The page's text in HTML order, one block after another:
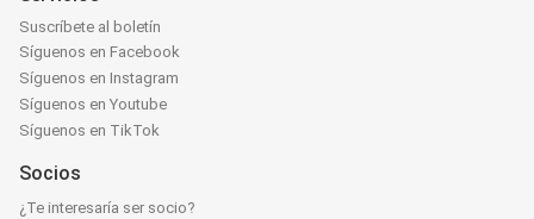
Suscríbete al boletín
Síguenos en Facebook
Síguenos en Instagram
Síguenos en Youtube
Síguenos en TikTok
Socios
¿Te interesaría ser socio?